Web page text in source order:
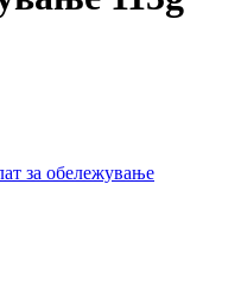
за обележување